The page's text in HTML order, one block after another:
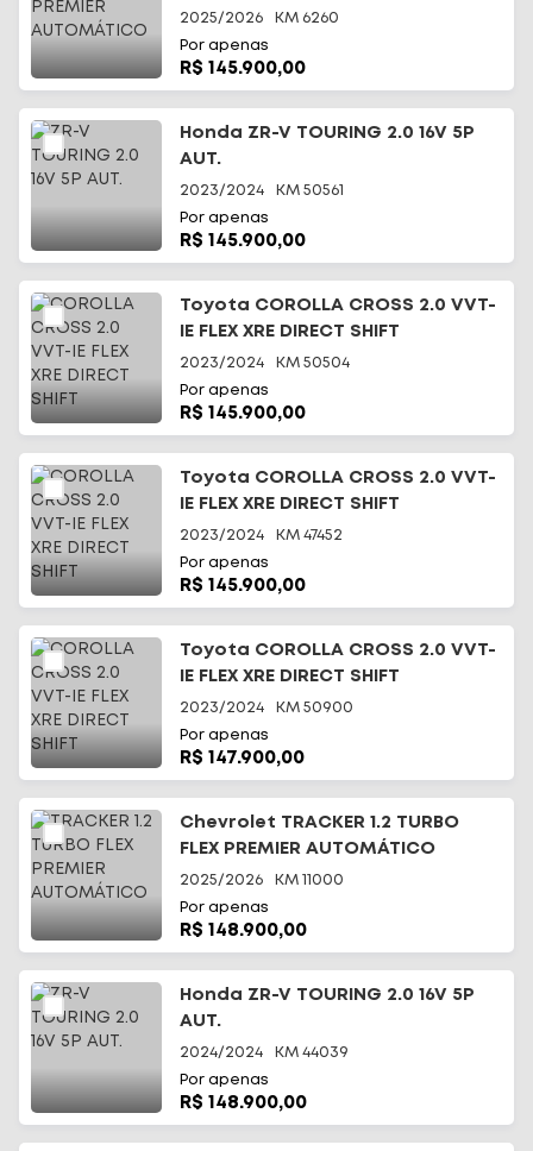
2025/2026 KM 6260
Por apenas
R$ 145.900,00
Honda ZR-V TOURING 2.0 16V 5P
AUT.
2023/2024 KM 50561
Por apenas
R$ 145.900,00
Toyota COROLLA CROSS 2.0 VVT-
IE FLEX XRE DIRECT SHIFT
2023/2024 KM 50504
Por apenas
R$ 145.900,00
Toyota COROLLA CROSS 2.0 VVT-
IE FLEX XRE DIRECT SHIFT
2023/2024 KM 47452
Por apenas
R$ 145.900,00
Toyota COROLLA CROSS 2.0 VVT-
IE FLEX XRE DIRECT SHIFT
2023/2024 KM 50900
Por apenas
R$ 147.900,00
Chevrolet TRACKER 1.2 TURBO
FLEX PREMIER AUTOMÁTICO
2025/2026 KM 11000
Por apenas
R$ 148.900,00
Honda ZR-V TOURING 2.0 16V 5P
AUT.
2024/2024 KM 44039
Por apenas
R$ 148.900,00